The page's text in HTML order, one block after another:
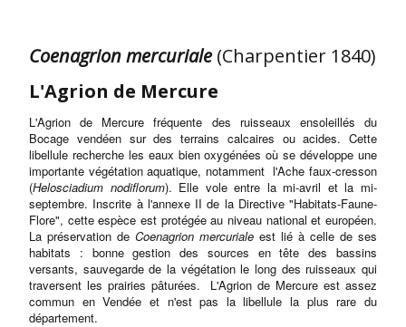
Coenagrion mercuriale(Charpentier 1840)
L'Agrion de Mercure
L'Agrion de Mercure fréquente des ruisseaux ensoleillés du
Bocage vendéen sur des terrains calcaires ou acides. Cette
libellule recherche les eaux bien oxygénées où se développe une
importante végétation aquatique, notamment l'Ache faux-cresson
(Helosciadium nodiflorum). Elle vole entre la mi-avril et la mi-
septembre. Inscrite à l'annexe II de la Directive "Habitats-Faune-
Flore", cette espèce est protégée au niveau national et européen.
La préservation de Coenagrion mercuriale est lié à celle de ses
habitats : bonne gestion des sources en tête des bassins
versants, sauvegarde de la végétation le long des ruisseaux qui
traversent les prairies pâturées. L'Agrion de Mercure est assez
commun en Vendée et n'est pas la libellule la plus rare du
département.